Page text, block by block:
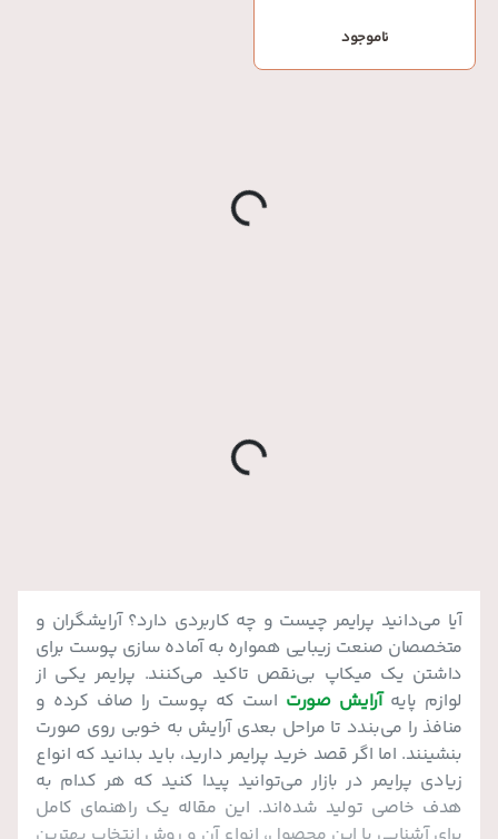
ناموجود
L
.
L
.
آیا می‌دانید پرایمر چیست و چه کاربردی دارد؟ آرایشگران و
متخصصان صنعت زیبایی همواره به آماده سازی پوست برای
داشتن یک میکاپ بی‌نقص تاکید می‌کنند. پرایمر یکی از
لوازم پایهآرایش صورت است که پوست را صاف کرده و
منافذ را می‌بندد تا مراحل بعدی آرایش به خوبی روی صورت
بنشینند. اما اگر قصد خرید پرایمر دارید، باید بدانید که انواع
زیادی پرایمر در بازار می‌توانید پیدا کنید که هر کدام به
هدف خاصی تولید شده‌اند. این مقاله یک راهنمای کامل